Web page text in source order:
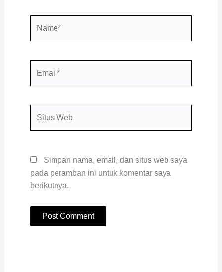
Simpan nama, email, dan situs web saya
pada peramban ini untuk komentar saya
berikutnya.